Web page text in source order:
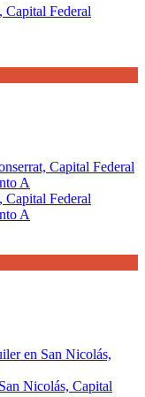
Capital Federal
Capital Federal
A
Nicolás, Capital